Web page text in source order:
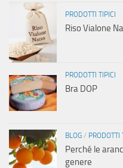
PRODOTTI TIPICI
Riso Vialone
PRODOTTI TIPICI
Bra DOP
BLOG / PRODOTTI
Perché le
genere